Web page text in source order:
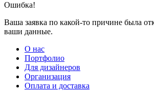
Ошибка!
Ваша заявка по какой-то причине была
ваши данные.
О нас
Портфолио
Для дизайнеров
Организация
Оплата и доставка